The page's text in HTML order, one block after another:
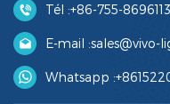
Tél :+86-755-
E-mail :sales@vivo-
Whatsapp :